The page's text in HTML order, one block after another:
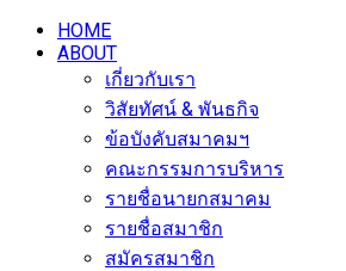
contentHOME
ABOUT
เกี่ยวกับเรา
วิสัยทัศน์ & พันธกิจ
ข้อบังคับสมาคมฯ
คณะกรรมการบริหาร
รายชื่อนายกสมาคม
รายชื่อสมาชิก
สมัครสมาชิก